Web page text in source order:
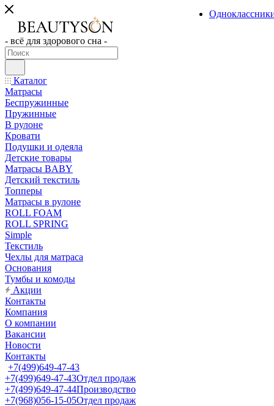
- всё для здорового сна -
Каталог
Матрасы
Беспружинные
Пружинные
В рулоне
Кровати
Подушки и одеяла
Детские товары
Матрасы BABY
Детский текстиль
Топперы
Матрасы в рулоне
ROLL FOAM
ROLL SPRING
Simple
Текстиль
Чехлы для матраса
Основания
Тумбы и комоды
Акции
Контакты
Компания
О компании
Вакансии
Новости
Контакты
+7(499)649-47-43
+7(499)649-47-43Отдел продаж
+7(499)649-47-44Производство
+7(968)056-15-05Отдел продаж